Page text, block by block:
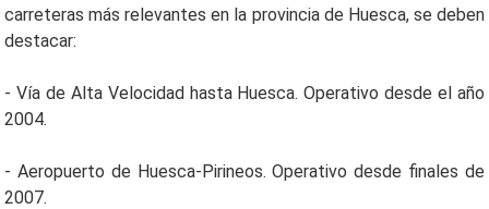
carreteras más relevantes en la provincia de Huesca, se deben
destacar:
- Vía de Alta Velocidad hasta Huesca. Operativo desde el año
2004.
- Aeropuerto de Huesca-Pirineos. Operativo desde finales de
2007.